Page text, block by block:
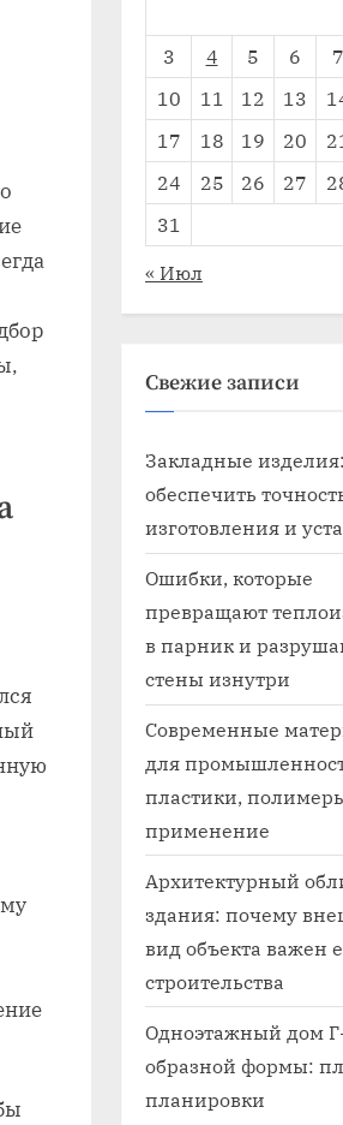
3
4 5 6 7
10
11 12 13
17
18 19 20
24
25 26 27
31
« Июл
Свежие записи
Закладные
обеспечить
изготовления и
Ошибки, которые
превращают
в парник и
стены изнутри
Современные
для
пластики,
применение
Архитектурный
здания: почему
вид объекта важен
строительства
Одноэтажный дом
образной формы:
планировки